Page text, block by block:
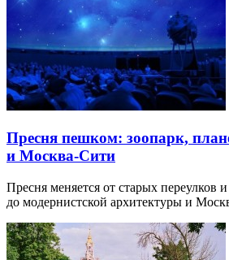
Пресня пешком: зоопарк,
и Москва-Сити
Пресня меняется от старых переулков
до модернистской архитектуры и